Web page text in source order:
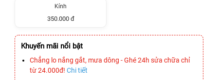
Kính
350.000 đ
Khuyến mãi nổi bật
Chẳng lo nắng gắt, mưa dông - Ghé 24h sửa chữa chỉ
từ 24.000đ! Chi tiết